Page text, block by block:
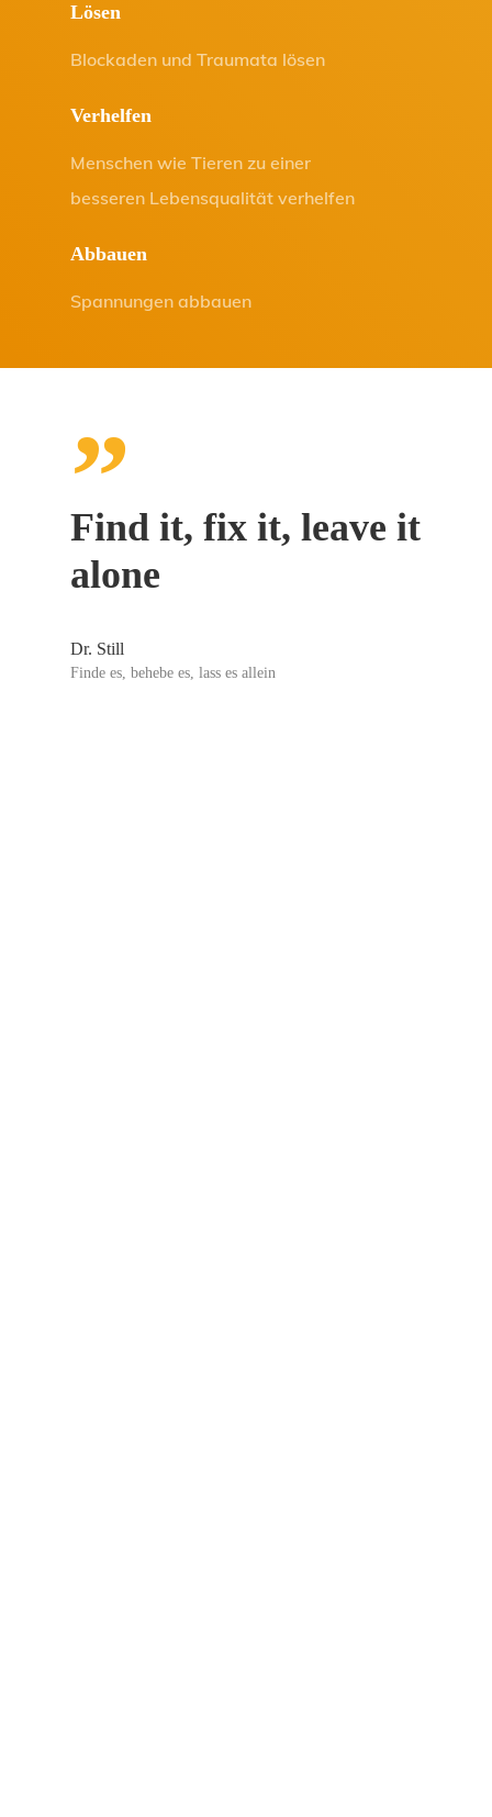
Lösen
Blockaden und Traumata lösen
Verhelfen
Menschen wie Tieren zu einer
besseren Lebensqualität verhelfen
Abbauen
Spannungen abbauen
”
Find it, fix it, leave it
alone
Dr. Still
Finde es, behebe es, lass es allein